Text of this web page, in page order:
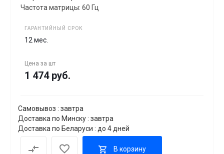
Частота матрицы: 60 Гц
ГАРАНТИЙНЫЙ СРОК
12 мес.
Цена за шт
1 474 руб.
Самовывоз : завтра
Доставка по Минску : завтра
Доставка по Беларуси : до 4 дней
В корзину